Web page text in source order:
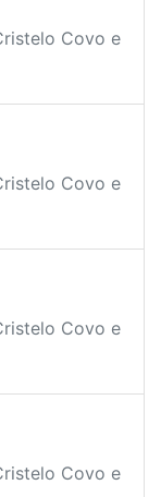
Covo e
Covo e
Covo e
Covo e